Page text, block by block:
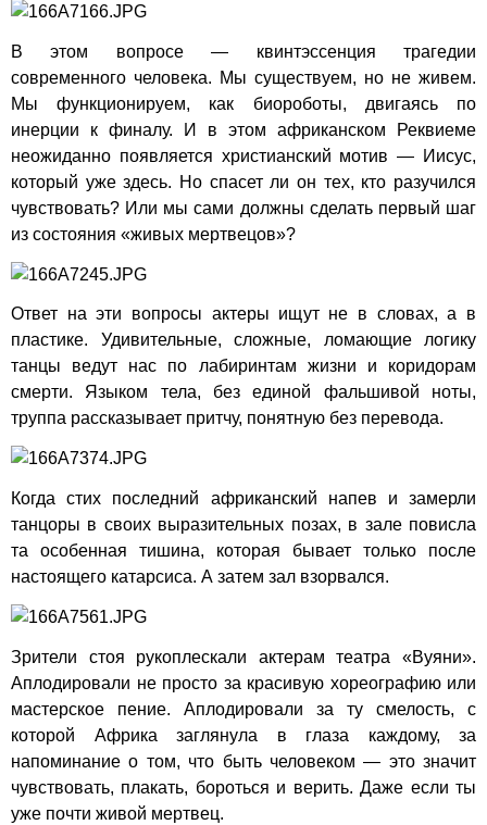
В этом вопросе — квинтэссенция трагедии
современного человека. Мы существуем, но не живем.
Мы функционируем, как биороботы, двигаясь по
инерции к финалу. И в этом африканском Реквиеме
неожиданно появляется христианский мотив — Иисус,
который уже здесь. Но спасет ли он тех, кто разучился
чувствовать? Или мы сами должны сделать первый шаг
из состояния «живых мертвецов»?
Ответ на эти вопросы актеры ищут не в словах, а в
пластике. Удивительные, сложные, ломающие логику
танцы ведут нас по лабиринтам жизни и коридорам
смерти. Языком тела, без единой фальшивой ноты,
труппа рассказывает притчу, понятную без перевода.
Когда стих последний африканский напев и замерли
танцоры в своих выразительных позах, в зале повисла
та особенная тишина, которая бывает только после
настоящего катарсиса. А затем зал взорвался.
Зрители стоя рукоплескали актерам театра «Вуяни».
Аплодировали не просто за красивую хореографию или
мастерское пение. Аплодировали за ту смелость, с
которой Африка заглянула в глаза каждому, за
напоминание о том, что быть человеком — это значит
чувствовать, плакать, бороться и верить. Даже если ты
уже почти живой мертвец.